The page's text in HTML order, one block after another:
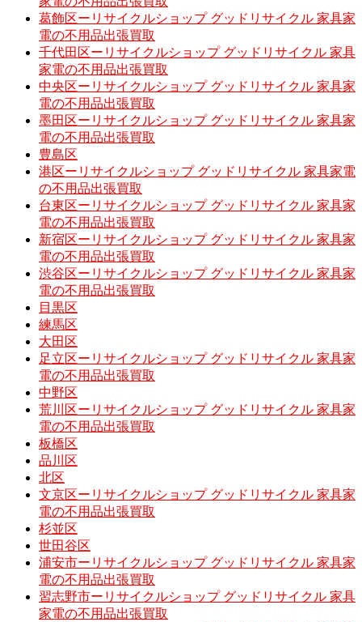
葛飾区ーリサイクルショップ グッドリサイクル 家具家
電の不用品出張買取
千代田区ーリサイクルショップ グッドリサイクル 家具
家電の不用品出張買取
中央区ーリサイクルショップ グッドリサイクル 家具家
電の不用品出張買取
墨田区ーリサイクルショップ グッドリサイクル 家具家
電の不用品出張買取
豊島区
港区ーリサイクルショップ グッドリサイクル 家具家電
の不用品出張買取
台東区ーリサイクルショップ グッドリサイクル 家具家
電の不用品出張買取
新宿区ーリサイクルショップ グッドリサイクル 家具家
電の不用品出張買取
渋谷区ーリサイクルショップ グッドリサイクル 家具家
電の不用品出張買取
目黒区
練馬区
大田区
足立区ーリサイクルショップ グッドリサイクル 家具家
電の不用品出張買取
中野区
荒川区ーリサイクルショップ グッドリサイクル 家具家
電の不用品出張買取
板橋区
品川区
北区
文京区ーリサイクルショップ グッドリサイクル 家具家
電の不用品出張買取
杉並区
世田谷区
浦安市ーリサイクルショップ グッドリサイクル 家具家
電の不用品出張買取
習志野市ーリサイクルショップ グッドリサイクル 家具
家電の不用品出張買取